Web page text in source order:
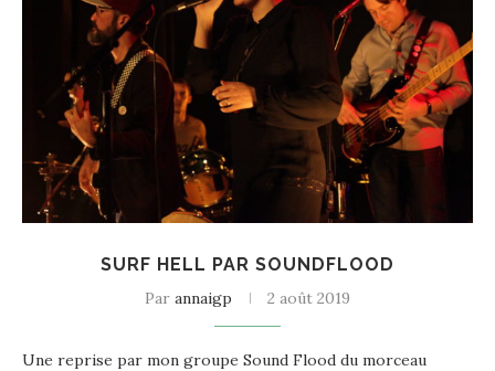
SURF HELL PAR SOUNDFLOOD
Par annaigp 2 août 2019
Une reprise par mon groupe Sound Flood du morceau